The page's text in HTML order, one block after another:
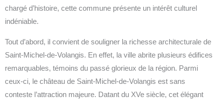
chargé d’histoire, cette commune présente un intérêt culturel
indéniable.
Tout d’abord, il convient de souligner la richesse architecturale de
Saint-Michel-de-Volangis. En effet, la ville abrite plusieurs édifices
remarquables, témoins du passé glorieux de la région. Parmi
ceux-ci, le château de Saint-Michel-de-Volangis est sans
conteste l’attraction majeure. Datant du XVe siècle, cet élégant